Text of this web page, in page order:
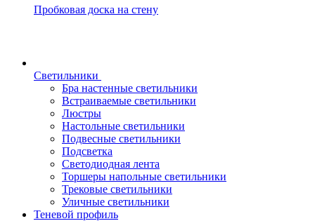
Пробковая доска на стену
Светильники
Бра настенные светильники
Встраиваемые светильники
Люстры
Настольные светильники
Подвесные светильники
Подсветка
Светодиодная лента
Торшеры напольные светильники
Трековые светильники
Уличные светильники
Теневой профиль